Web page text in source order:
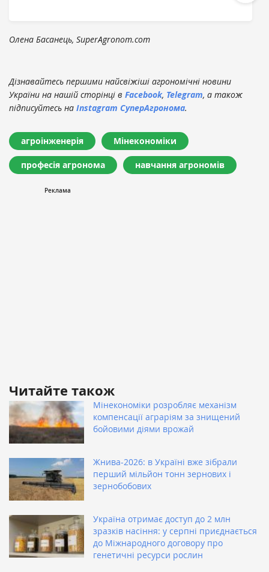
Олена Басанець, SuperAgronom.com
Дізнавайтесь першими найсвіжіші агрономічні новини
України на нашій сторінці в Facebook, Telegram, а також
підписуйтесь на Instagram СуперАгронома.
агроінженерія Мінекономіки
професія агронома навчання агрономів
Читайте також
Мінекономіки розробляє механізм
компенсації аграріям за знищений
бойовими діями врожай
Жнива-2026: в Україні вже зібрали
перший мільйон тонн зернових і
зернобобових
Україна отримає доступ до 2 млн
зразків насіння: у серпні приєднається
до Міжнародного договору про
генетичні ресурси рослин